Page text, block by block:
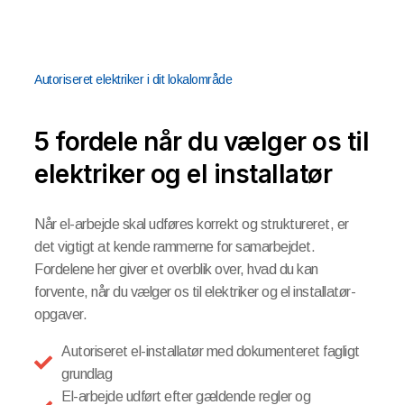
Autoriseret elektriker i dit lokalområde
5 fordele når du vælger os til
elektriker og el installatør
Når el-arbejde skal udføres korrekt og struktureret, er
det vigtigt at kende rammerne for samarbejdet.
Fordelene her giver et overblik over, hvad du kan
forvente, når du vælger os til elektriker og el installatør-
opgaver.
Autoriseret el-installatør med dokumenteret fagligt
grundlag
El-arbejde udført efter gældende regler og